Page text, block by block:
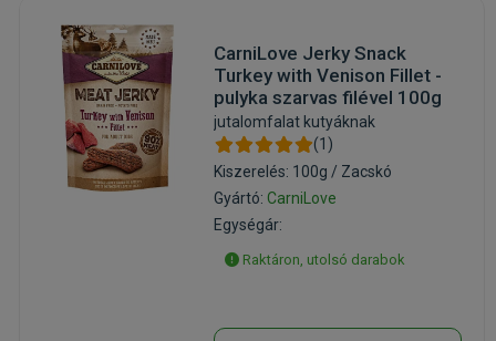
CarniLove Jerky Snack
Turkey with Venison Fillet -
pulyka szarvas filével 100g
jutalomfalat kutyáknak
(1)
Kiszerelés: 100g / Zacskó
Gyártó: CarniLove
Egységár:
Raktáron, utolsó darabok